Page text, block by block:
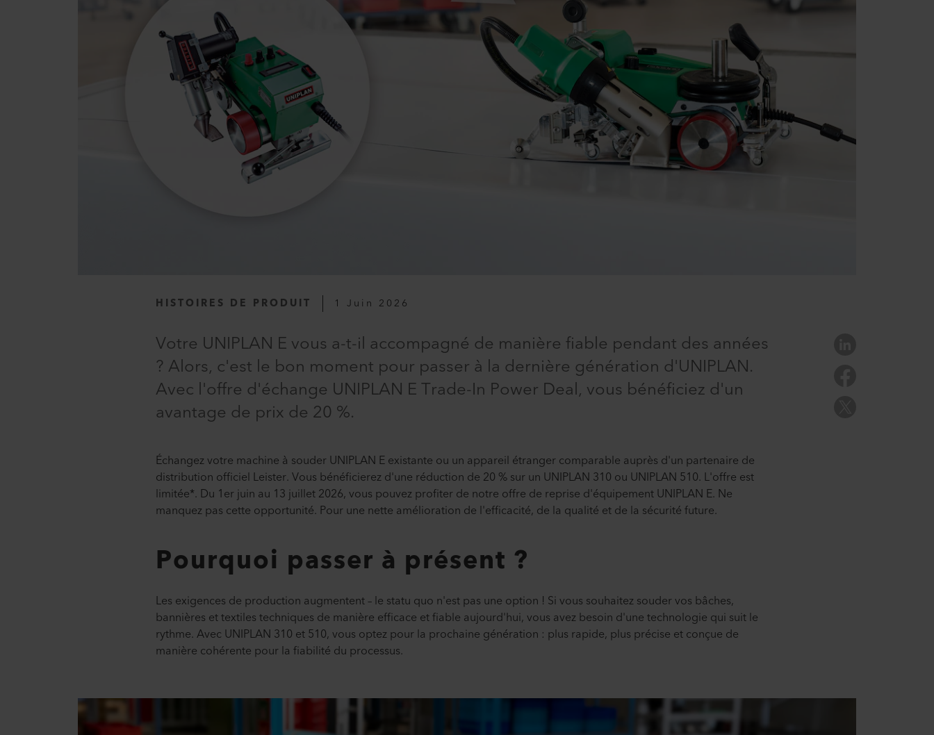
HISTOIRES DE PRODUIT 1 Juin 2026
Votre UNIPLAN E vous a-t-il accompagné de manière fiable pendant des années
? Alors, c'est le bon moment pour passer à la dernière génération d'UNIPLAN.
Avec l'offre d'échange UNIPLAN E Trade-In Power Deal, vous bénéficiez d'un
avantage de prix de 20 %.
Échangez votre machine à souder UNIPLAN E existante ou un appareil étranger comparable auprès d'un partenaire de
distribution officiel Leister. Vous bénéficierez d'une réduction de 20 % sur un UNIPLAN 310 ou UNIPLAN 510. L'offre est
limitée*. Du 1er juin au 13 juillet 2026, vous pouvez profiter de notre offre de reprise d'équipement UNIPLAN E. Ne
manquez pas cette opportunité. Pour une nette amélioration de l'efficacité, de la qualité et de la sécurité future.
Pourquoi passer à présent ?
Les exigences de production augmentent – le statu quo n'est pas une option ! Si vous souhaitez souder vos bâches,
bannières et textiles techniques de manière efficace et fiable aujourd'hui, vous avez besoin d'une technologie qui suit le
rythme. Avec UNIPLAN 310 et 510, vous optez pour la prochaine génération : plus rapide, plus précise et conçue de
manière cohérente pour la fiabilité du processus.